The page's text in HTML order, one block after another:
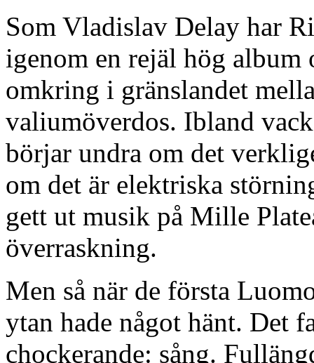
Som Vladislav Delay har
igenom en rejäl hög
omkring i gränslandet
valiumöverdos. Ibland
börjar undra om det
om det är elektriska
gett ut musik på Mille
överraskning.
Men så när de första
ytan hade något hänt. Det
chockerande: sång.